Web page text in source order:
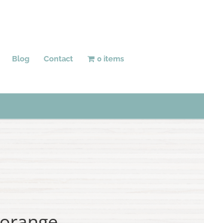
Blog Contact 0 items